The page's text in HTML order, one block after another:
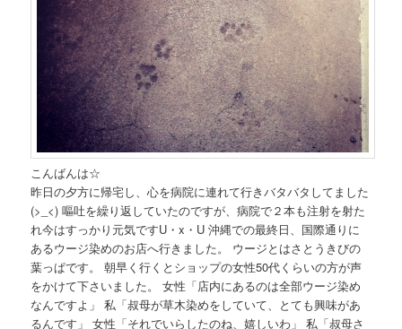
こんばんは☆
昨日の夕方に帰宅し、心を病院に連れて行きバタバタしてました
(>_<) 嘔吐を繰り返していたのですが、病院で２本も注射を射た
れ今はすっかり元気ですU・x・U 沖縄での最終日、国際通りに
あるウージ染めのお店へ行きました。 ウージとはさとうきびの
葉っぱです。 朝早く行くとショップの女性50代くらいの方が声
をかけて下さいました。 女性「店内にあるのは全部ウージ染め
なんですよ」 私「叔母が草木染めをしていて、とても興味があ
るんです」 女性「それでいらしたのね、嬉しいわ」 私「叔母さ